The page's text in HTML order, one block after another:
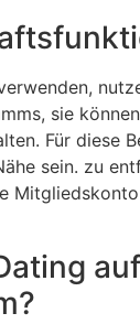
sie
Für diese
sein. zu
auf